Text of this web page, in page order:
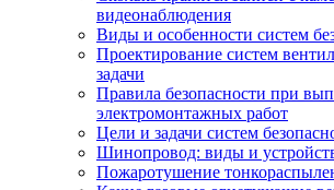
видеонаблюдения
Виды и особенности систем
Проектирование систем
задачи
Правила безопасности при
электромонтажных работ
Цели и задачи систем
Шинопровод: виды и
Пожаротушение